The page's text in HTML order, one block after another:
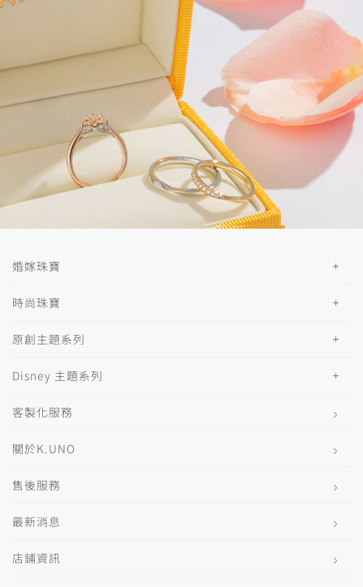
婚嫁珠寶
時尚珠寶
原創主題系列
Disney 主題系列
客製化服務
關於K.UNO
售後服務
最新消息
店鋪資訊